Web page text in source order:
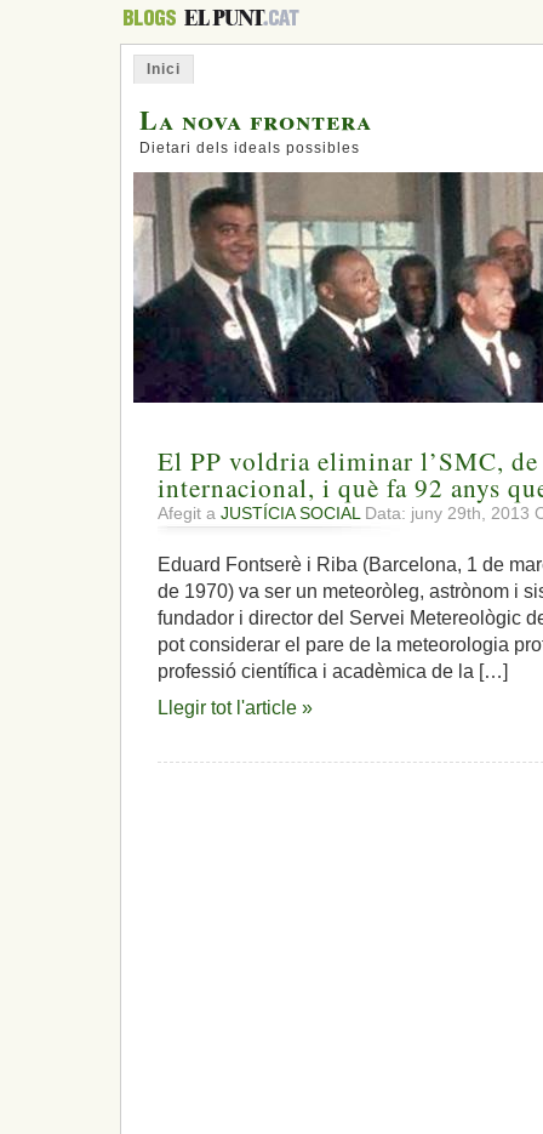
Inici
La nova frontera
Dietari dels ideals possibles
El PP voldria eliminar l’SMC,
internacional, i què fa 92 anys
Afegit a JUSTÍCIA SOCIAL Data: juny 29th, 2013
Eduard Fontserè i Riba (Barcelona, 1 de
de 1970) va ser un meteoròleg, astrònom i
fundador i director del Servei Metereològic
pot considerar el pare de la meteorologia
professió científica i acadèmica de la […]
Llegir tot l'article »